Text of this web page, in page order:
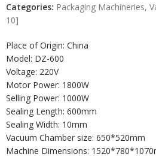
Categories: Packaging Machineries,
10]
Place of Origin: China
Model: DZ-600
Voltage: 220V
Motor Power: 1800W
Selling Power: 1000W
Sealing Length: 600mm
Sealing Width: 10mm
Vacuum Chamber size: 650*520mm
Machine Dimensions: